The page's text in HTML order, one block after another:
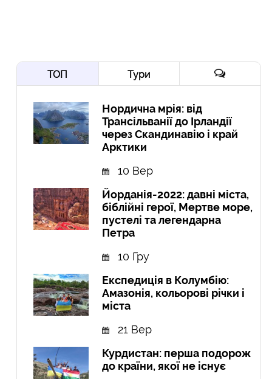
ТОП Тури
Нордична мрія: від
Трансільванії до Ірландії
через Скандинавію і край
Арктики
10 Вер
Йорданія-2022: давні міста,
біблійні герої, Мертве море,
пустелі та легендарна
Петра
10 Гру
Експедиція в Колумбію:
Амазонія, кольорові річки і
міста
21 Вер
Курдистан: перша подорож
до країни, якої не існує